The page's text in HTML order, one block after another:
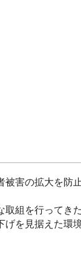
害の拡大を防
組を行ってき
を見据えた環